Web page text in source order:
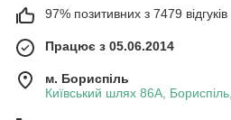
97% позитивних з 7479 відгуків
Працює з 05.06.2014
м. Бориспіль
Київський шлях 86А,